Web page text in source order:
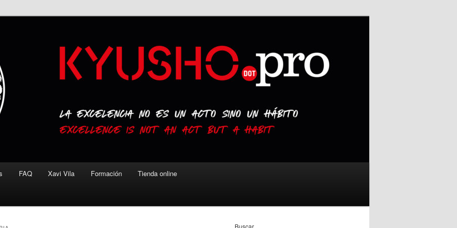
FAQ Xavi Vila Formación Tienda online